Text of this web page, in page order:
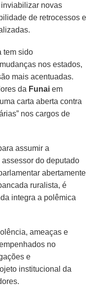
inviabilizar novas
de retrocessos e
tem sido
nos estados,
mais acentuadas.
da Funai em
carta aberta contra
nos cargos de
assumir a
do deputado
abertamente
ruralista, é
integra a polêmica
ameaças e
no
e
institucional da